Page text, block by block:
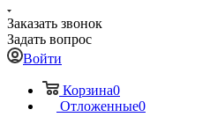
Заказать звонок
Задать вопрос
Войти
Корзина0
Отложенные0